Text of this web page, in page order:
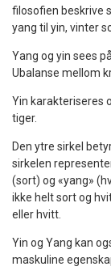
filosofien beskrive
yang til yin, vinter
Yang og yin sees
Ubalanse mellom
Yin karakteriseres
tiger.
Den ytre sirkel
sirkelen
(sort) og «yang»
ikke helt sort og
eller hvitt.
Yin og Yang kan
maskuline